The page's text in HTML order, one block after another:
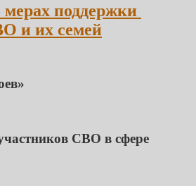
поддержки
и их семей
СВО в сфере